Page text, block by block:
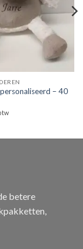
– 40
betere